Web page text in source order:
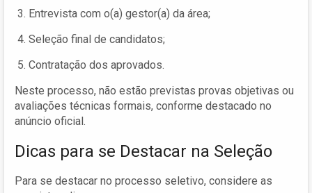
Entrevista com o(a) gestor(a) da área;
Seleção final de candidatos;
Contratação dos aprovados.
Neste processo, não estão previstas provas objetivas ou
avaliações técnicas formais, conforme destacado no
anúncio oficial.
Dicas para se Destacar na Seleção
Para se destacar no processo seletivo, considere as